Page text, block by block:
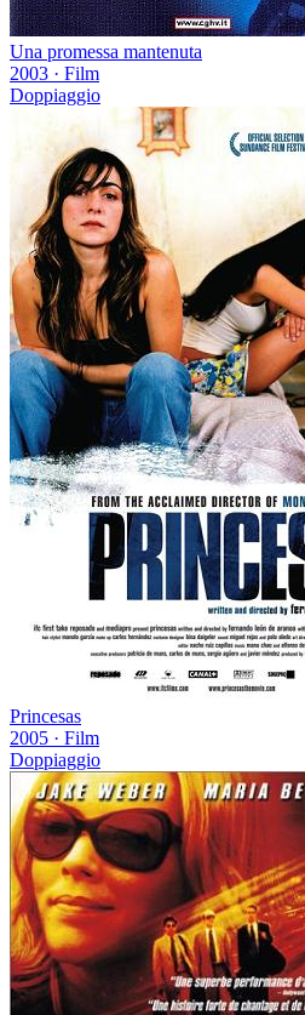
Una promessa mantenuta
2003 · Film
Doppiaggio
Princesas
2005 · Film
Doppiaggio